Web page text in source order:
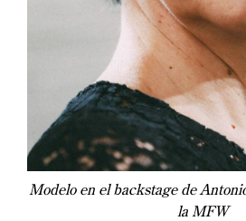
Modelo en el backstage de
la MFW